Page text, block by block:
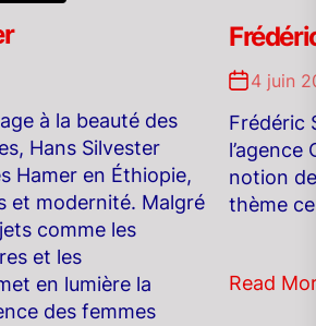
à la beauté des
Hans Silvester
Hamer en Éthiopie,
et modernité. Malgré
comme les
et les
en lumière la
des femmes
4 juin
Frédéric
notion
thème
Read